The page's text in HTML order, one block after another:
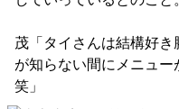
茂「タイさんは結構好
が知らない間にメニュ
笑」